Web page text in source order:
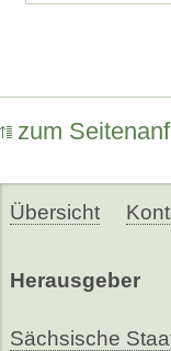
zum
Übersicht
Herausgeber
Sächsische